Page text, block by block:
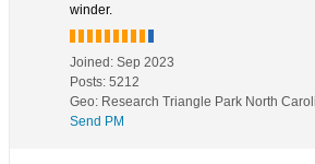
winder.
Joined: Sep 2023
Posts: 5212
Geo: Research Triangle Park North
Send PM